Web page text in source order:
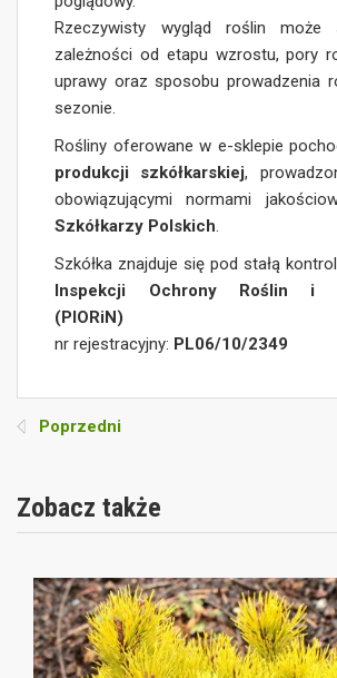
Rzeczywisty wygląd roślin
zależności od etapu wzrostu, pory
uprawy oraz sposobu prowadzenia
sezonie.
Rośliny oferowane w e-sklepie
produkcji szkółkarskiej,
obowiązującymi normami
Szkółkarzy Polskich.
Szkółka znajduje się pod stałą
Inspekcji Ochrony Roślin i
(PIORiN)
nr rejestracyjny: PL06/10/2349
Poprzedni
Zobacz także